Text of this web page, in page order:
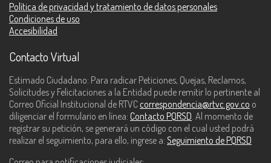
Política de privacidad y tratamiento de datos personales
Condiciones de uso
Accesibilidad
Contacto Virtual
Estimado Ciudadano: Para radicar Peticiones, Quejas, Reclamos,
Solicitudes y Felicitaciones a la Entidad puede remitir lo pertinente al
Correo Oficial Institucional de RTVC correspondencia@rtvc.gov.co o
diligenciar el formulario en línea: Contacto PQRSD. Al momento de
registrar su petición, se generará un código con el cual usted podrá
realizar el seguimiento, para ello, ingrese a: Seguimiento de PQRSD